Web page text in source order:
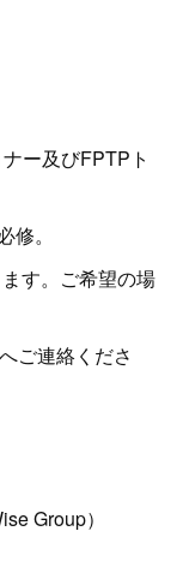
ー及びFPTPト
修。
す。ご希望の場
ご連絡くださ
Group）